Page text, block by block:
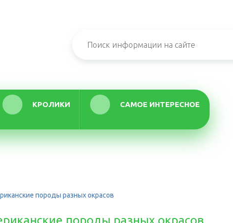
КРОЛИКИ САМОЕ ИНТЕРЕСНОЕ
породы разных окрасов
породы разных окрасов